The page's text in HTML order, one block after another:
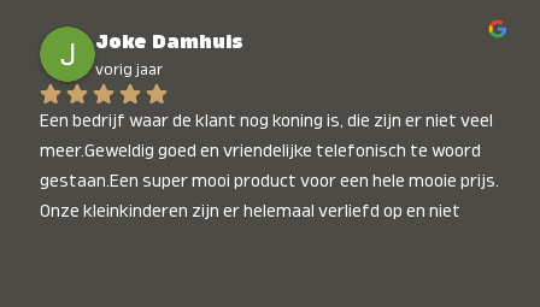
Joke Damhuis
vorig jaar
Een bedrijf waar de klant nog koning is, die zijn er niet veel
meer.Geweldig goed en vriendelijke telefonisch te woord
gestaan.Een super mooi product voor een hele mooie prijs.
Onze kleinkinderen zijn er helemaal verliefd op en niet